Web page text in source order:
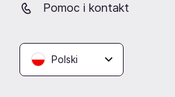
Pomoc i kontakt
Polski
Muzeum Zamkowe w
Malborku
Malbork